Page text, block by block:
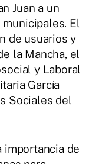
Juan a un
El
de usuarios y
la Mancha, el
y Laboral
García
Sociales del
importancia de